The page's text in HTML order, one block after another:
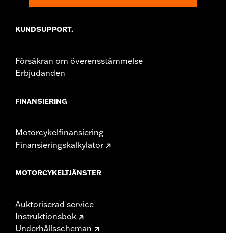
KUNDSUPPORT.
Försäkran om överensstämmelse
Erbjudanden
FINANSIERING
Motorcykelfinansiering
Finansieringskalkylator
MOTORCYKELTJÄNSTER
Auktoriserad service
Instruktionsbok
Underhållsscheman